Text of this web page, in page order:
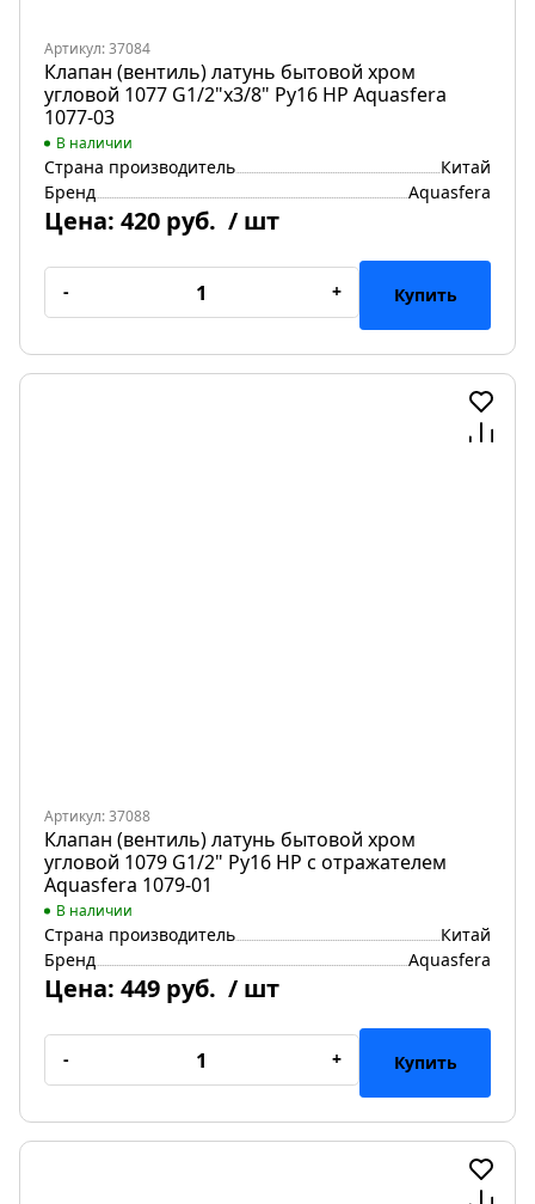
Артикул: 37084
Клапан (вентиль) латунь бытовой хром
угловой 1077 G1/2"х3/8" Ру16 НР Aquasfera
1077-03
В наличии
Страна производитель
Китай
Бренд
Aquasfera
Цена: 420 руб. / шт
- + Купить
Артикул: 37088
Клапан (вентиль) латунь бытовой хром
угловой 1079 G1/2" Ру16 НР с отражателем
Aquasfera 1079-01
В наличии
Страна производитель
Китай
Бренд
Aquasfera
Цена: 449 руб. / шт
- + Купить